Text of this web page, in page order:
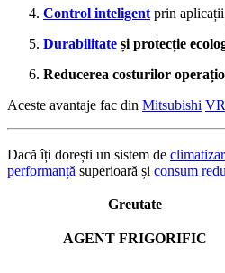
Control inteligent prin aplicații
Durabilitate și protecție
Reducerea costurilor
Aceste avantaje fac din Mitsubishi
Dacă îți dorești un sistem de
performanță superioară și consum
Greutate
AGENT FRIGORIFIC